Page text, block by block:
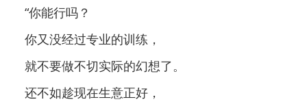
“你能行吗？
你又没经过专业的训练，
就不要做不切实际的幻想了。
还不如趁现在生意正好，